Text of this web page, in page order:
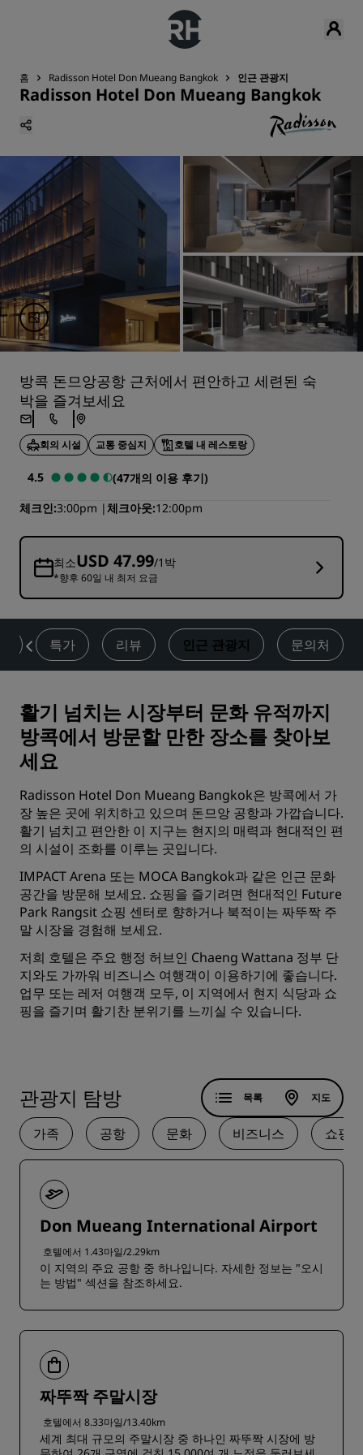
홈 Radisson Hotel Don Mueang Bangkok 인근 관광지
Radisson Hotel Don Mueang Bangkok
방콕 돈므앙공항 근처에서 편안하고 세련된 숙
박을 즐겨보세요
회의 시설 교통 중심지 호텔 내 레스토랑
4.5
(47개의 이용 후기)
체크인 3:00pm 체크아웃 12:00pm
최소USD 47.99/1박
*향후 60일 내 최저 요금
특가 리뷰 인근 관광지 문의처
활기 넘치는 시장부터 문화 유적까지
방콕에서 방문할 만한 장소를 찾아보
세요
Radisson Hotel Don Mueang Bangkok은 방콕에서 가
장 높은 곳에 위치하고 있으며 돈므앙 공항과 가깝습니다.
활기 넘치고 편안한 이 지구는 현지의 매력과 현대적인 편
의 시설이 조화를 이루는 곳입니다.
IMPACT Arena 또는 MOCA Bangkok과 같은 인근 문화
공간을 방문해 보세요. 쇼핑을 즐기려면 현대적인 Future
Park Rangsit 쇼핑 센터로 향하거나 북적이는 짜뚜짝 주
말 시장을 경험해 보세요.
저희 호텔은 주요 행정 허브인 Chaeng Wattana 정부 단
지와도 가까워 비즈니스 여행객이 이용하기에 좋습니다.
업무 또는 레저 여행객 모두, 이 지역에서 현지 식당과 쇼
핑을 즐기며 활기찬 분위기를 느끼실 수 있습니다.
관광지 탐방
가족 공항 문화 비즈니스 쇼핑
목록 지도
Don Mueang International Airport
호텔에서 1.43마일/2.29km
이 지역의 주요 공항 중 하나입니다. 자세한 정보는 "오시
는 방법" 섹션을 참조하세요.
짜뚜짝 주말시장
호텔에서 8.33마일/13.40km
세계 최대 규모의 주말시장 중 하나인 짜뚜짝 시장에 방